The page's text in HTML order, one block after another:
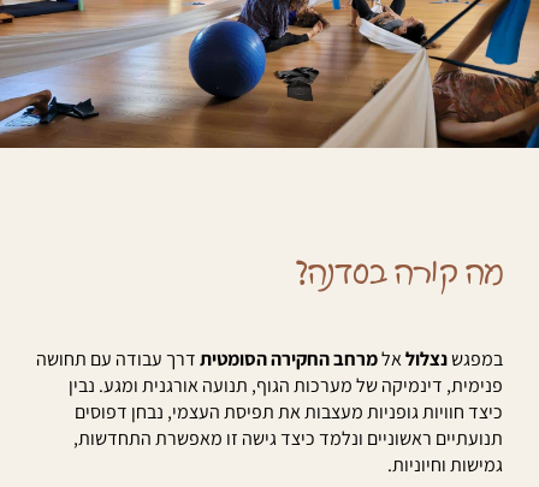
מה קורה בסדנה?
במפגשנצלולאלמרחב החקירה הסומטיתדרך עבודה עם תחושה
פנימית, דינמיקה של מערכות הגוף, תנועה אורגנית ומגע. נבין
כיצד חוויות גופניות מעצבות את תפיסת העצמי, נבחן דפוסים
תנועתיים ראשוניים ונלמד כיצד גישה זו מאפשרת התחדשות,
גמישות וחיוניות.